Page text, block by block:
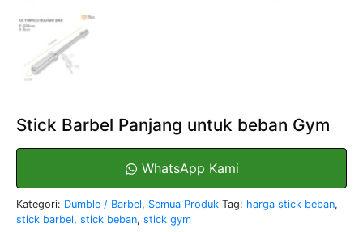
Stick Barbel Panjang untuk beban Gym
WhatsApp Kami
Kategori: Dumble / Barbel, Semua Produk Tag: harga stick beban,
stick barbel, stick beban, stick gym